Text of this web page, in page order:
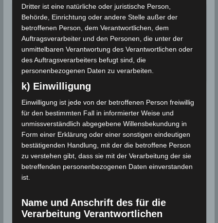
2018
Für einen August ungewöhnliche
starke Niederschläge
Für einen August ungewöhnliche starke
Niederschläge werden in einigen Regionen…
Wettergeschehen (Meteorologie)
Dritter ist eine natürliche oder juristische Person,
Behörde, Einrichtung oder andere Stelle außer der
betroffenen Person, dem Verantwortlichen, dem
Auftragsverarbeiter und den Personen, die unter der
unmittelbaren Verantwortung des Verantwortlichen oder
des Auftragsverarbeiters befugt sind, die
personenbezogenen Daten zu verarbeiten.
k) Einwilligung
Einwilligung ist jede von der betroffenen Person freiwillig
für den bestimmten Fall in informierter Weise und
unmissverständlich abgegebene Willensbekundung in
Form einer Erklärung oder einer sonstigen eindeutigen
bestätigenden Handlung, mit der die betroffene Person
zu verstehen gibt, dass sie mit der Verarbeitung der sie
betreffenden personenbezogenen Daten einverstanden
ist.
Name und Anschrift des für die
Verarbeitung Verantwortlichen